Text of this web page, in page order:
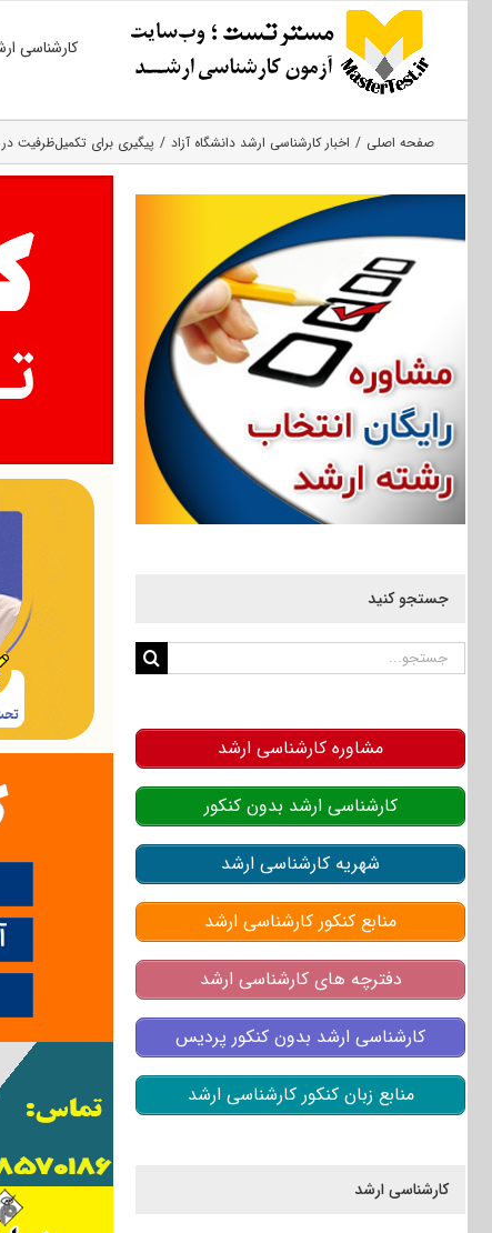
کارشناسی
صفحه اصلی اخبار کارشناسی ارشد دانشگاه آزاد پیگیری برای تکمیل‌ظرفیت
جستجو کنید
جستجو
مشاوره کارشناسی ارشد
کارشناسی ارشد بدون کنکور
شهریه کارشناسی ارشد
منابع کنکور کارشناسی ارشد
دفترچه های کارشناسی ارشد
کارشناسی ارشد بدون کنکور پردیس
منابع زبان کنکور کارشناسی ارشد
کارشناسی ارشد